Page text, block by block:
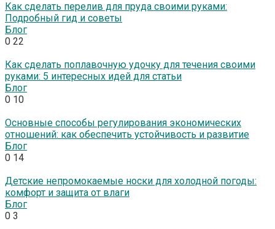
Как сделать перелив для пруда своими руками:
Подробный гид и советы
Блог
0 22
Как сделать поплавочную удочку для течения своими
руками: 5 интересных идей для статьи
Блог
0 10
Основные способы регулирования экономических
отношений: как обеспечить устойчивость и развитие
Блог
0 14
Детские непромокаемые носки для холодной погоды:
комфорт и защита от влаги
Блог
0 3